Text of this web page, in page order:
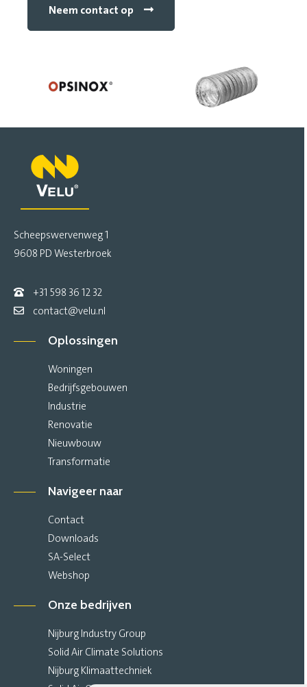
o
Neem contact op
Scheepswervenweg 1
9608 PD Westerbroek
+31 598 36 12 32
contact@velu.nl
Oplossingen
Woningen
Bedrijfsgebouwen
Industrie
Renovatie
Nieuwbouw
Transformatie
Navigeer naar
Contact
Downloads
SA-Select
Webshop
Onze bedrijven
Nijburg Industry Group
Solid Air Climate Solutions
Nijburg Klimaattechniek